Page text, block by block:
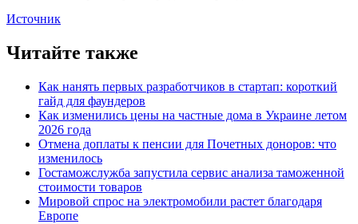
Источник
Читайте также
Как нанять первых разработчиков в стартап: короткий
гайд для фаундеров
Как изменились цены на частные дома в Украине летом
2026 года
Отмена доплаты к пенсии для Почетных доноров: что
изменилось
Гостаможслужба запустила сервис анализа таможенной
стоимости товаров
Мировой спрос на электромобили растет благодаря
Европе